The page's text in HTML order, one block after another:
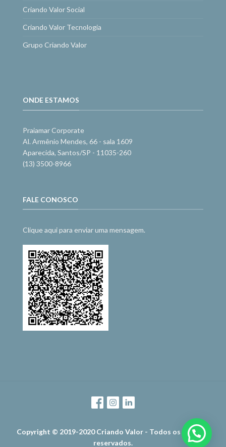
Criando Valor Social
Criando Valor Tecnologia
Grupo Criando Valor
ONDE ESTAMOS
Praiamar Corporate
Al. Armênio Mendes, 66 - sala 1609
Aparecida, Santos/SP - 11035-260
(13) 3500-8966
FALE CONOSCO
Clique aqui para enviar uma mensagem.
Copyright © 2019-2020 Criando Valor - Todos os direitos
reservados.